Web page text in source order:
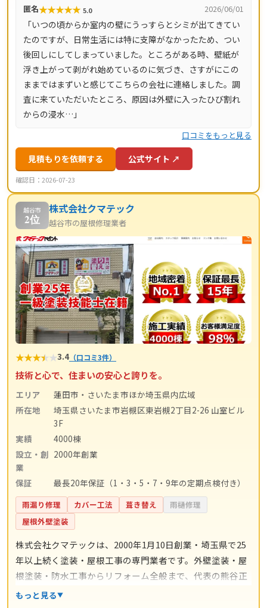
マージンがかかりません。施工後は10年間の工事保証付
き。東京都・神奈川県・埼玉県・千葉県・茨城県・栃木
県・群馬県など全国14都道府県に対応し、LINE・メールは
24時間受付、最短当日にお伺いします。
匿名★★★★★ 5.0 2026/06/01
「いつの頃からか室内の壁にうっすらとシミが出てきてい
たのですが、日常生活には特に支障がなかったため、つい
後回しにしてしまっていました。ところがある時、壁紙が
浮き上がって剥がれ始めているのに気づき、さすがにこの
ままではまずいと感じてこちらの会社に連絡しました。調
査に来ていただいたところ、原因は外壁に入ったひび割れ
からの浸水…」
口コミをもっと見る
見積もりを依頼する 公式サイト ↗
確認日：2026-07-23
越谷市
2位
株式会社クマテック
越谷市の屋根修理業者
★★★★★3.4 （口コミ3件）
技術と心で、住まいの安心と誇りを。
エリア
蓮田市・さいたま市ほか埼玉県内広域
所在地
埼玉県さいたま市岩槻区東岩槻2丁目2-26 山室ビル
3F
実績
4000棟
設立・創
業
2000年創業
保証 最長20年保証（1・3・5・7・9年の定期点検付き）
雨漏り修理 カバー工法 葺き替え
雨樋修理
屋根外壁塗装
株式会社クマテックは、2000年1月10日創業・埼玉県で25
年以上続く塗装・屋根工事の専門業者です。外壁塗装・屋
根塗装・防水工事からリフォーム全般まで、代表の熊谷正
幸氏のもと自社職人が完全施工。施工後は最長20年の保証
もっと見る